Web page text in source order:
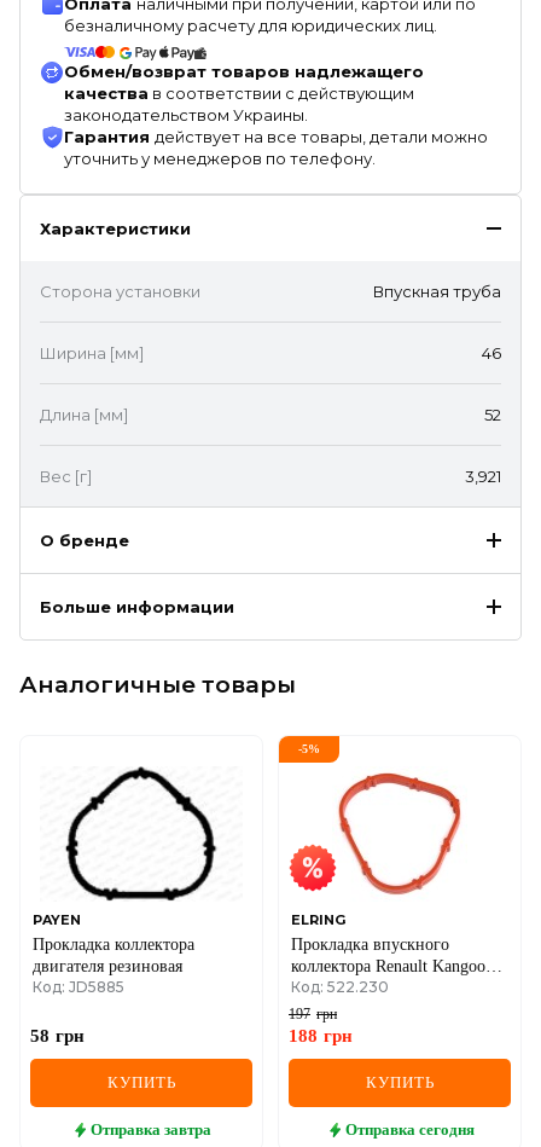
безналичному расчету для юридических лиц.
Обмен/возврат товаров надлежащего
качества в соответствии с действующим
законодательством Украины.
Гарантия действует на все товары, детали можно
уточнить у менеджеров по телефону.
Характеристики
Сторона установки Впускная труба
Ширина [мм] 46
Длина [мм] 52
Вес [г] 3,921
О бренде
Больше информации
Аналогичные товары
PAYEN
Прокладка коллектора
двигателя резиновая
Код: JD5885
58 грн
КУПИТЬ
Отправка завтра
-5%
ELRING
Прокладка впускного
коллектора Renault Kangoo
1.2 16V 01-
Код: 522.230
197 грн
188 грн
КУПИТЬ
Отправка сегодня